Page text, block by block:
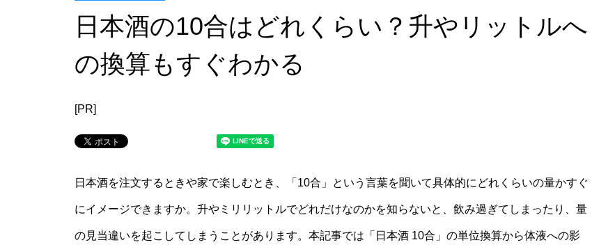
日本酒の10合はどれくらい？升やリットルへ
の換算もすぐわかる
[PR]
日本酒を注文するときや家で楽しむとき、「10合」という言葉を聞いて具体的にどれくらいの量かすぐ
にイメージできますか。升やミリリットルでどれだけなのかを知らないと、飲み過ぎてしまったり、量
の見当違いを起こしてしまうことがあります。本記事では「日本酒 10合」の単位換算から体液への影